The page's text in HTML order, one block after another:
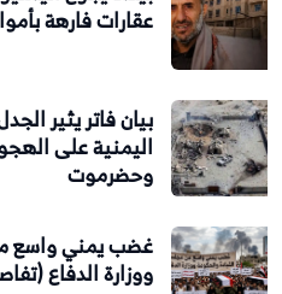
عقارات فارهة
بيان فاتر يثير
اليمنية على
وحضرموت
غضب يمني واسع
ووزارة الدفاع